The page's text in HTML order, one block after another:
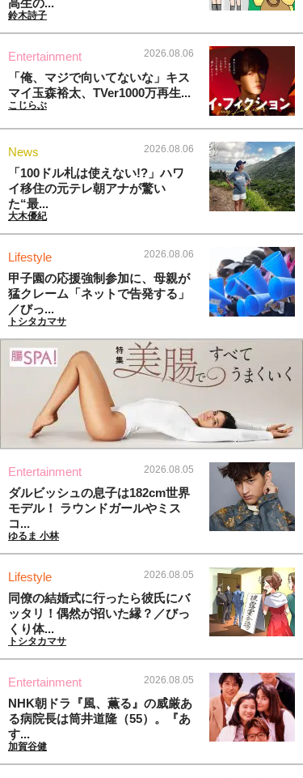
鈴木詩子
Entertainment 2026.08.06
「俺、マジで向いてないな」キス
マイ玉森裕太、TVer1000万再生...
こじらぶ
News 2026.08.06
「100ドル札は使えない!?」ハワ
イ移住の元テレ朝アナが驚い
た“最...
大木優紀
Lifestyle 2026.08.06
甲子園の応援強制参加に、母親が
猛クレーム「ネットで告発する」
／びっ...
トシタカマサ
Entertainment 2026.08.05
ダルビッシュの息子は182cm世界
モデル！ ラウンドガールやミス
コ...
ゆるま 小林
Lifestyle 2026.08.05
同僚の結婚式に行ったら彼氏にバ
ッタリ！偶然が招いた縁？／びっ
くり体...
トシタカマサ
Entertainment 2026.08.05
NHK朝ドラ『風、薫る』の威厳あ
る病院長は筒井道隆（55）。『あ
す...
加賀谷健